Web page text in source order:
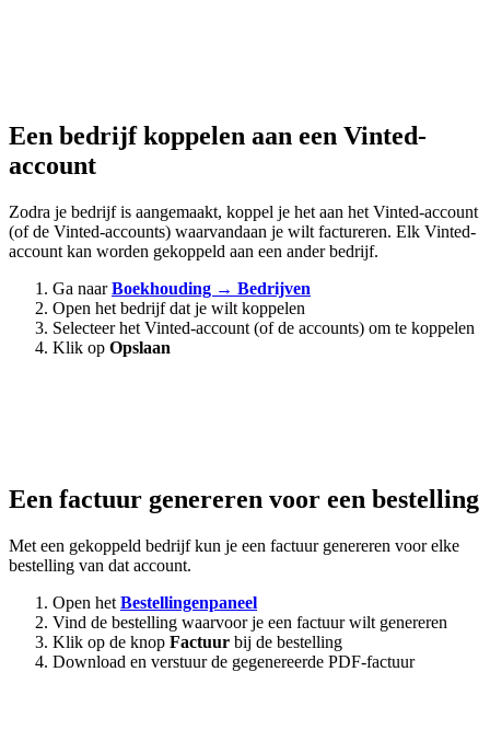
Een bedrijf koppelen aan een Vinted-
account
Zodra je bedrijf is aangemaakt, koppel je het aan het Vinted-account
(of de Vinted-accounts) waarvandaan je wilt factureren. Elk Vinted-
account kan worden gekoppeld aan een ander bedrijf.
Ga naarBoekhouding → Bedrijven
Open het bedrijf dat je wilt koppelen
Selecteer het Vinted-account (of de accounts) om te koppelen
Klik op Opslaan
Een factuur genereren voor een bestelling
Met een gekoppeld bedrijf kun je een factuur genereren voor elke
bestelling van dat account.
Open het Bestellingenpaneel
Vind de bestelling waarvoor je een factuur wilt genereren
Klik op de knop Factuur bij de bestelling
Download en verstuur de gegenereerde PDF-factuur